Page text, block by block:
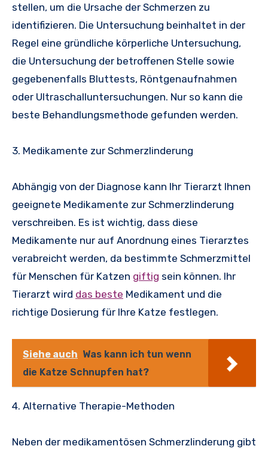
stellen, um die Ursache der Schmerzen zu
identifizieren. Die Untersuchung beinhaltet in der
Regel eine gründliche körperliche Untersuchung,
die Untersuchung der betroffenen Stelle sowie
gegebenenfalls Bluttests, Röntgenaufnahmen
oder Ultraschalluntersuchungen. Nur so kann die
beste Behandlungsmethode gefunden werden.
3. Medikamente zur Schmerzlinderung
Abhängig von der Diagnose kann Ihr Tierarzt Ihnen
geeignete Medikamente zur Schmerzlinderung
verschreiben. Es ist wichtig, dass diese
Medikamente nur auf Anordnung eines Tierarztes
verabreicht werden, da bestimmte Schmerzmittel
für Menschen für Katzen giftig sein können. Ihr
Tierarzt wird das beste Medikament und die
richtige Dosierung für Ihre Katze festlegen.
Siehe auch Was kann ich tun wenn
die Katze Schnupfen hat?
4. Alternative Therapie-Methoden
Neben der medikamentösen Schmerzlinderung gibt